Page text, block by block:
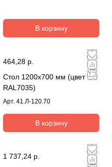
В корзину
464,28 р.
Стол 1200х700 мм (цвет
RAL7035)
Арт. 41.Л-120.70
В корзину
1 737,24 р.